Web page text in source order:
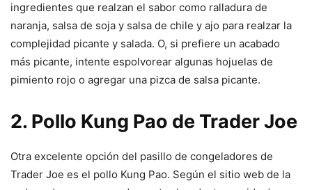
ingredientes que realzan el sabor como ralladura de
naranja, salsa de soja y salsa de chile y ajo para realzar la
complejidad picante y salada. O, si prefiere un acabado
más picante, intente espolvorear algunas hojuelas de
pimiento rojo o agregar una pizca de salsa picante.
2. Pollo Kung Pao de Trader Joe
Otra excelente opción del pasillo de congeladores de
Trader Joe es el pollo Kung Pao. Según el sitio web de la